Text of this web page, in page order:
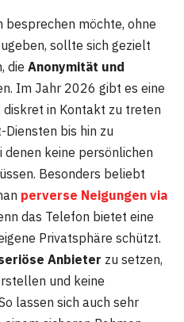
besprechen möchte, ohne
sollte sich gezielt
die Anonymität und
Im Jahr 2026 gibt es eine
in Kontakt zu treten
bis hin zu
keine persönlichen
Besonders beliebt
perverse Neigungen via
das Telefon bietet eine
Privatsphäre schützt.
Anbieter zu setzen,
und keine
lassen sich auch sehr